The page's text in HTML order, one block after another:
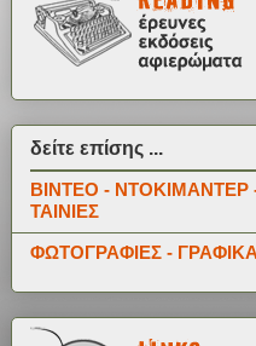
δείτε επίσης ...
ΒΙΝΤΕΟ - ΝΤΟΚΙΜΑΝΤΕΡ
ΤΑΙΝΙΕΣ
ΦΩΤΟΓΡΑΦΙΕΣ -